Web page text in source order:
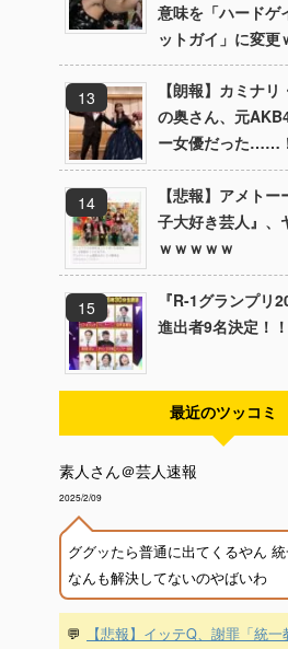
意味を「ハードゲ
ットガイ」に変更
【朗報】カミナ
の奥さん、元
ー女優だった……
【悲報】アメト
子大好き芸人』、
ｗｗｗｗｗ
『R-1グランプリ
進出者9名決定！
最近のツッコミ
素人さん＠芸人速報
2025/2/09
ググッたら普通に出てくるやん
なんも解決してないのやばいわ
💬
【悲報】イッテQ、謝罪「統